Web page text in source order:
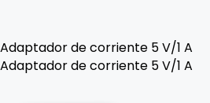
Adaptador de corriente 5 V/1 A
Adaptador de corriente 5 V/1 A